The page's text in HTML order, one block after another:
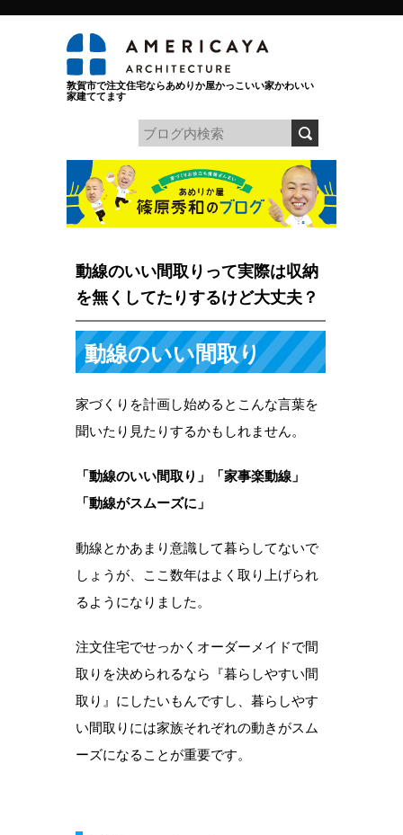
敦賀市で注文住宅ならあめりか屋かっこいい家かわいい
家建ててます
動線のいい間取りって実際は収納
を無くしてたりするけど大丈夫？
動線のいい間取り
家づくりを計画し始めるとこんな言葉を
聞いたり見たりするかもしれません。
「動線のいい間取り」「家事楽動線」
「動線がスムーズに」
動線とかあまり意識して暮らしてないで
しょうが、ここ数年はよく取り上げられ
るようになりました。
注文住宅でせっかくオーダーメイドで間
取りを決められるなら『暮らしやすい間
取り』にしたいもんですし、暮らしやす
い間取りには家族それぞれの動きがスム
ーズになることが重要です。